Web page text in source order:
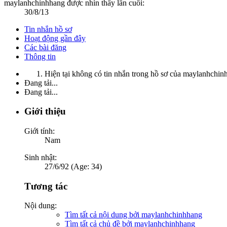
maylanhchinhhang được nhìn thấy lần cuối:
30/8/13
Tin nhắn hồ sơ
Hoạt động gần đây
Các bài đăng
Thông tin
Hiện tại không có tin nhắn trong hồ sơ của
Đang tải...
Đang tải...
Giới thiệu
Giới tính:
Nam
Sinh nhật:
27/6/92 (Age: 34)
Tương tác
Nội dung:
Tìm tất cả nội dung bởi maylanhchinhhang
Tìm tất cả chủ đề bởi maylanhchinhhang